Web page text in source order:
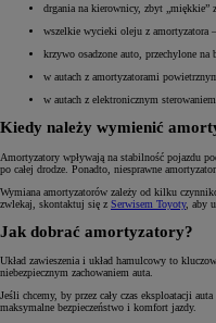
drgania na kierownicy, zbyt „miękkie”
wszelkie wycieki oleju z amortyzatora
krzywo osadzone auto, przechylone
w autach z amortyzatorami
w autach z elektronicznym
Kiedy należy wymienić
Amortyzatory wpływają na stabilność pojazdu
po całej drodze. Ponadto, niesprawne
Wymiana amortyzatorów zależy od kilku
zwlekaj, skontaktuj się z Serwisem Toyoty, aby
Jak dobrać amortyzatory?
Układ zawieszenia i układ hamulcowy to
niebezpiecznym zachowaniem auta.
Jeśli chcemy, by przez cały czas eksploatacji
maksymalne bezpieczeństwo i komfort jazdy.